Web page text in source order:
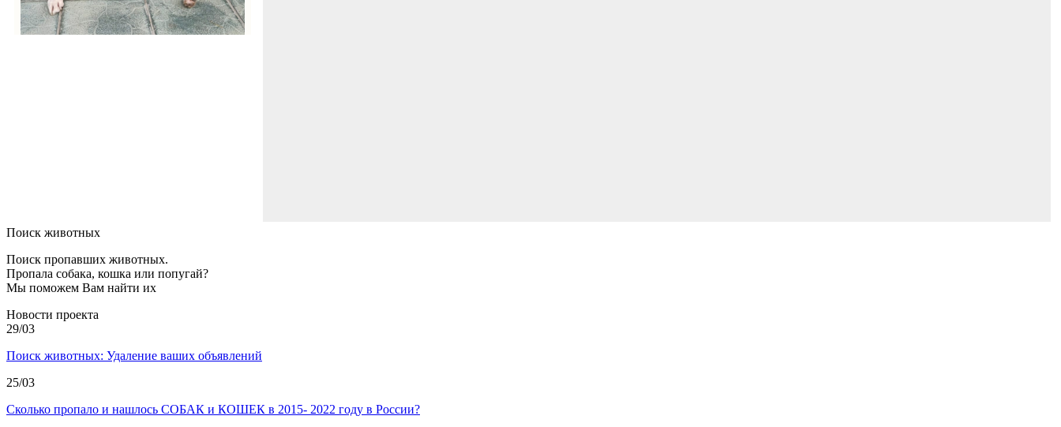
Поиск животных
Поиск пропавших животных.
Пропала собака, кошка или попугай?
Мы поможем Вам найти их
Новости проекта
29/03
Поиск животных: Удаление ваших объявлений
25/03
Сколько пропало и нашлось СОБАК и КОШЕК в 2015- 2022 году в России?